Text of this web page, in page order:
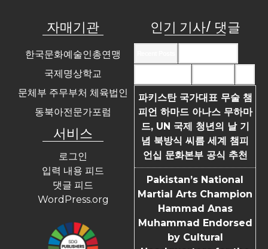
자매기관
한국문화예술인총연맹
국제명상학교
문체부 주무부처 체육법인
동북아전문가포럼
서비스
로그인
입력 내용 피드
댓글 피드
WordPress.org
인기 기사/ 댓글
파키스탄 국가대표 무술 챔
피언 하마드 아나스 무하마
드, UN 국제 청년의 날 기
념 북방식 씨름 세계 챔피
언십 문화본부 공식 추천
Pakistan’s National
Martial Arts Champion
Hammad Anas
Muhammad Endorsed
by Cultural